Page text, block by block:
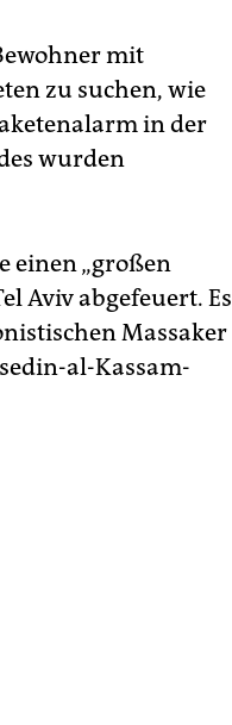
mit
zu suchen, wie
in der
wurden
einen „großen
Aviv abgefeuert. Es
Massaker
al-Kassam-